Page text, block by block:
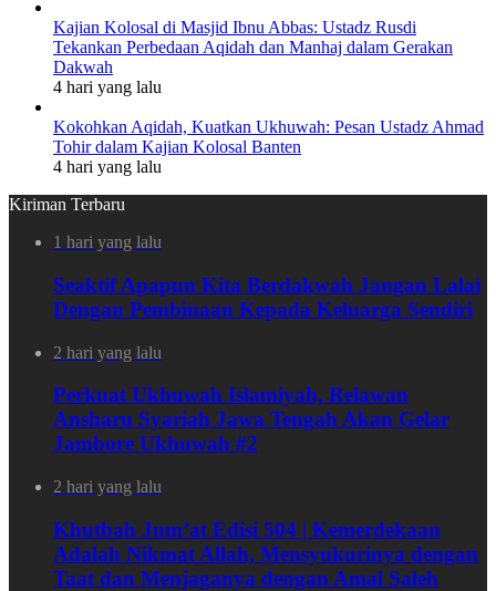
Kajian Kolosal di Masjid Ibnu Abbas: Ustadz Rusdi
Tekankan Perbedaan Aqidah dan Manhaj dalam Gerakan
Dakwah
4 hari yang lalu
Kokohkan Aqidah, Kuatkan Ukhuwah: Pesan Ustadz Ahmad
Tohir dalam Kajian Kolosal Banten
4 hari yang lalu
Kiriman Terbaru
1 hari yang lalu
Seaktif Apapun Kita Berdakwah Jangan Lalai
Dengan Pembinaan Kepada Keluarga Sendiri
2 hari yang lalu
Perkuat Ukhuwah Islamiyah, Relawan
Ansharu Syariah Jawa Tengah Akan Gelar
Jambore Ukhuwah #2
2 hari yang lalu
Khutbah Jum’at Edisi 504 | Kemerdekaan
Adalah Nikmat Allah, Mensyukurinya dengan
Taat dan Menjaganya dengan Amal Saleh